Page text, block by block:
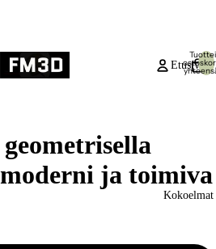
Etusivu
Kokoelmat
ja toimiva